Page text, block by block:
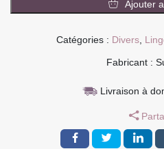
180
GREIGE
Ajouter
Catégories : Divers,
Fabricant :
Livraison à